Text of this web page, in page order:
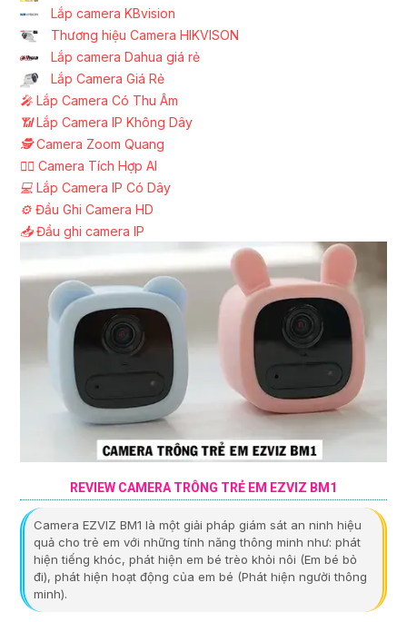
Lắp camera KBvision
Thương hiệu Camera HIKVISON
Lắp camera Dahua giá rẻ
Lắp Camera Giá Rẻ
️🎤️ Lắp Camera Có Thu Âm
📶Lắp Camera IP Không Dây
🕵️Camera Zoom Quang
🧛‍♀️ Camera Tích Hợp AI
💻 Lắp Camera IP Có Dây
⚙️ Đầu Ghi Camera HD
📥Đầu ghi camera IP
REVIEW CAMERA TRÔNG TRẺ EM EZVIZ BM1
Camera EZVIZ BM1 là một giải pháp giám sát an ninh hiệu
quả cho trẻ em với những tính năng thông minh như: phát
hiện tiếng khóc, phát hiện em bé trèo khỏi nôi (Em bé bỏ
đi), phát hiện hoạt động của em bé (Phát hiện người thông
minh).